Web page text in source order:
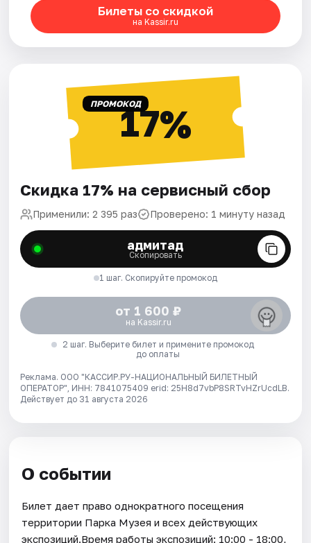
Билеты со скидкой
на Kassir.ru
ПРОМОКОД17%
Скидка 17% на сервисный сбор
Применили: 2 395 раз Проверено: 1 минуту назад
адмитад
Скопировать
1 шаг. Скопируйте промокод
от 1 600 ₽
на Kassir.ru
2 шаг. Выберите билет и примените промокод
до оплаты
Реклама. ООО "КАССИР.РУ-НАЦИОНАЛЬНЫЙ БИЛЕТНЫЙ
ОПЕРАТОР", ИНН: 7841075409 erid: 25H8d7vbP8SRTvHZrUcdLB.
Действует до 31 августа 2026
О событии
Билет дает право однократного посещения
территории Парка Музея и всех действующих
экспозиций.Время работы экспозиций: 10:00 - 18:00,